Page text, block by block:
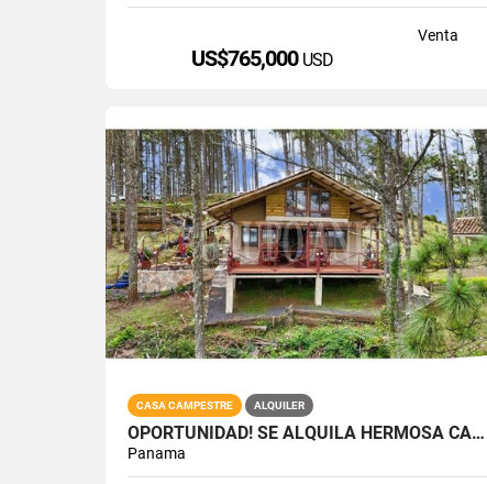
Venta
US$765,000 USD
CASA CAMPESTRE ALQUILER
OPORTUNIDAD! SE ALQUILA HERMOSA CASA EN ALTOS DEL MARIA
Panama